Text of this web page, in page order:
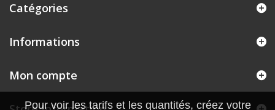
Pour voir les tarifs et les quantités, créez votre
Catégories
Informations
Mon compte